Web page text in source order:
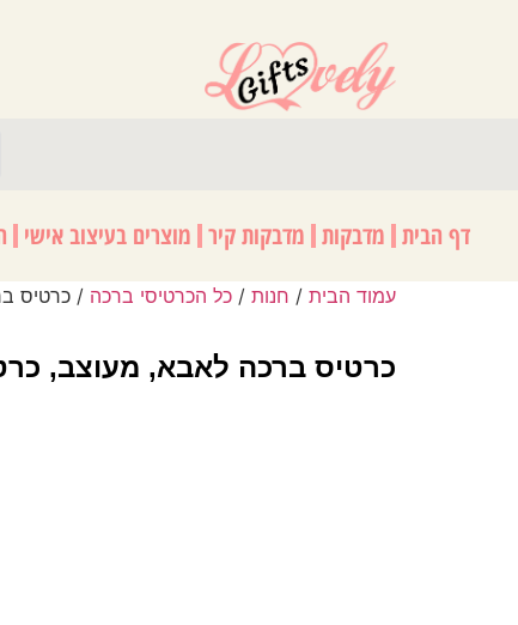
דף הבית מדבקות מדבקות קיר מוצרים בעיצוב אישי
עמוד הבית / חנות / כל הכרטיסי ברכה / כרטיס
כרטיס ברכה לאבא, מעוצב,